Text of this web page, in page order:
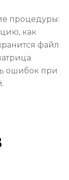
процедуры:
как
файл
ошибок при